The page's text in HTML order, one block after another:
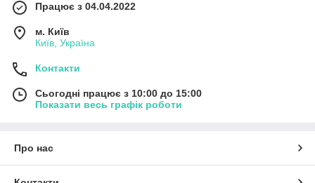
Працює з 04.04.2022
м. Київ
Київ, Україна
Контакти
Сьогодні працює з 10:00 до 15:00
Показати весь графік роботи
Про нас